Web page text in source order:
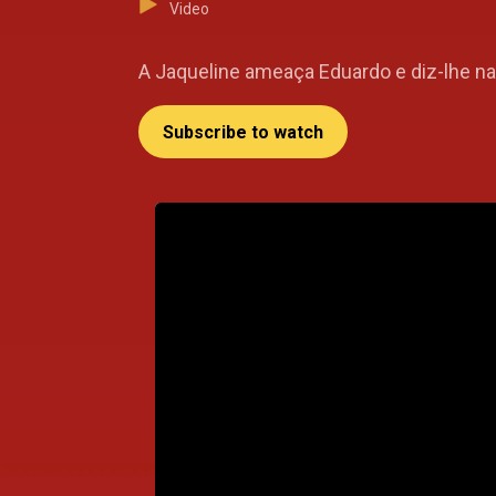
Video
A Jaqueline ameaça Eduardo e diz-lhe
Subscribe to watch